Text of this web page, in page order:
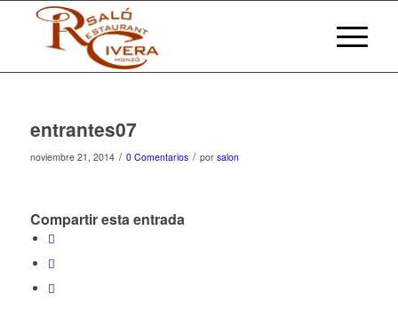
entrantes07
noviembre 21, 2014 / 0 Comentarios / por salon
Compartir esta entrada